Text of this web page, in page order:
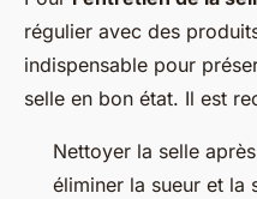
régulier avec des
indispensable pour
selle en bon état. Il est
Nettoyer la selle
éliminer la sueur et la